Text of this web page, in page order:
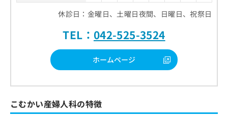
休診日：金曜日、土曜日夜間、日曜日、祝祭日
TEL： 042-525-3524
ホームページ
こむかい産婦人科の特徴